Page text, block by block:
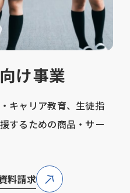
け事業
キャリア教育、生徒指
するための商品・サー
料請求